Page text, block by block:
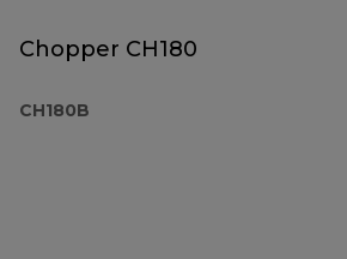
Chopper CH180
CH180B